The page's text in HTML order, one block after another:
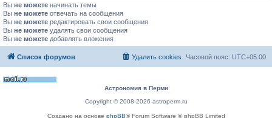
Вы не можете начинать темы
Вы не можете отвечать на сообщения
Вы не можете редактировать свои сообщения
Вы не можете удалять свои сообщения
Вы не можете добавлять вложения
Список форумов Часовой пояс: UTC+05:00
Удалить cookies
Астрономия в Перми
Copyright © 2008-2026 astroperm.ru
Создано на основе phpBB® Forum Software © phpBB Limited